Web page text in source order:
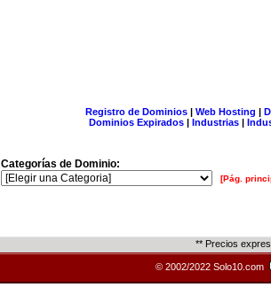
Registro de Dominios| Web Hosting |
Dominios Expirados | Industrias |
Categorías de Dominio:
[Pág.
** Precios
© 2002/2022 Solo10.com